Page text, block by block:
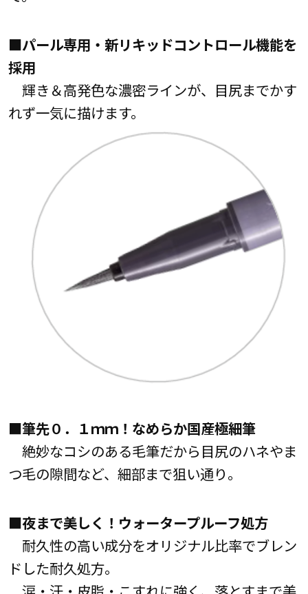
■パール専用・新リキッドコントロール機能を
採用
輝き＆高発色な濃密ラインが、目尻までかす
れず一気に描けます。
■筆先０．１ｍｍ！なめらか国産極細筆
絶妙なコシのある毛筆だから目尻のハネやま
つ毛の隙間など、細部まで狙い通り。
■夜まで美しく！ウォータープルーフ処方
耐久性の高い成分をオリジナル比率でブレン
ドした耐久処方。